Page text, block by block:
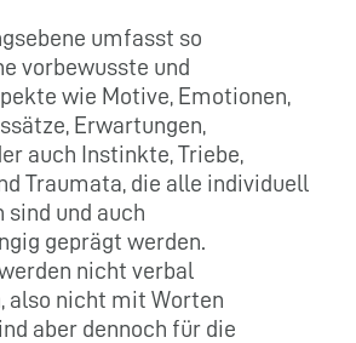
umfasst so
vorbewusste und
wie Motive, Emotionen,
Erwartungen,
auch Instinkte, Triebe,
Traumata, die alle individuell
und auch
geprägt werden.
nicht verbal
also nicht mit Worten
aber dennoch für die